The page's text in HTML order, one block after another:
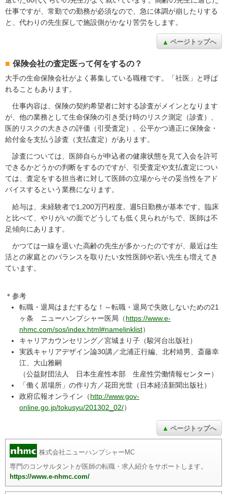
仕事ですが、常勤での勤務が必須なので、急に体調が崩したりする
と、代わりの先生探しで施設側がかなり苦労をします。
ページトップへ
保険会社の査定医って何をするの？
大手の生命保険会社がよく募集している職種です。「社医」と呼ば
れることもあります。
仕事内容は、保険の契約希望者に対する診査がメインとなります
が、他の業務として生命保険の引き受け時のリスク測定（診査）、
医的リスクの大きさの評価（引受査定）、公平かつ適正に保険金・
給付金を支払う診査（支払査定）があります。
診査については、医師自らが申込者の健康状態を見て入会を許可
できるかどうかの判断をするのですが、引受査定や支払査定につい
ては、査定をする担当者に対して医師の立場からその妥当性をアド
バイスするという業務になります。
給与は、未経験者で1,200万円程度。週5日勤務が基本です。臨床
と比べて、やりがいの面でどうしても低く見られがちで、医師は不
足傾向にあります。
かつては一線を退いた高齢の先生が多かったのですが、最近は生
活との家庭とのバランスを取りたい女性医師や若い先生も増えてき
ています。
＊参考
転職・退局はまだするな！～転職・退局で失敗しないための21
ヶ条 ニューハンプシャー医局（https://www.e-
nhmc.com/sos/index.html#namelinklist）
キャリアカウンセリング／宮城まり子（駿河台出版社）
実践キャリアデザイン論30講／北浦正行編、北村靖男、斎藤幸
江、大山雅嗣
（公益財団法人 日本生産性本部 生産性労働情報センター）
「働く居場所」の作り方／花田光世（日本経済新聞出版社）
政府広報オンライン（http://www.gov-
online.go.jp/tokusyu/201302_02/）
ページトップへ
株式会社ニューハンプシャーMC
専門のコンサルタントが医師の転職・求人紹介をサポートします。
https://www.e-nhmc.com/